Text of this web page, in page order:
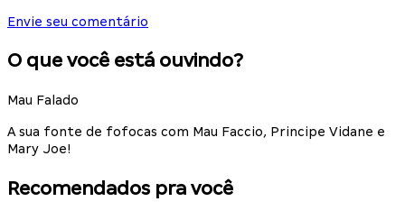
Envie seu comentário
O que você está ouvindo?
Mau Falado
A sua fonte de fofocas com Mau Faccio, Principe Vidane e
Mary Joe!
Recomendados pra você